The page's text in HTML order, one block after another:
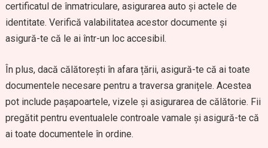
certificatul de înmatriculare, asigurarea auto și actele de
identitate. Verifică valabilitatea acestor documente și
asigură-te că le ai într-un loc accesibil.
În plus, dacă călătorești în afara țării, asigură-te că ai toate
documentele necesare pentru a traversa granițele. Acestea
pot include pașapoartele, vizele și asigurarea de călătorie. Fii
pregătit pentru eventualele controale vamale și asigură-te că
ai toate documentele în ordine.